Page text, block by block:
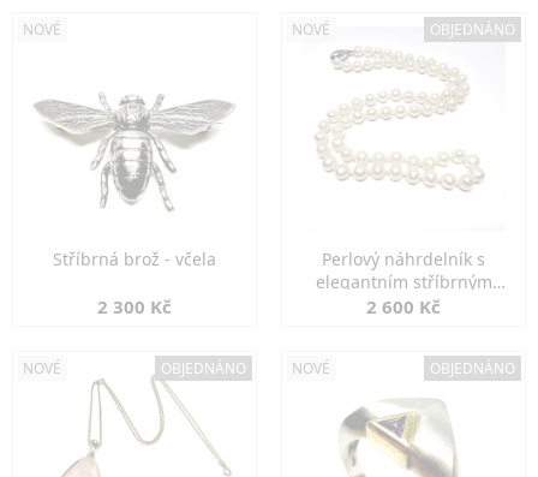
NOVÉ
Stříbrná brož - včela
2 300 Kč
NOVÉ OBJEDNÁNO
Perlový náhrdelník s
elegantním stříbrným
zapínáním
2 600 Kč
NOVÉ OBJEDNÁNO NOVÉ OBJEDNÁNO